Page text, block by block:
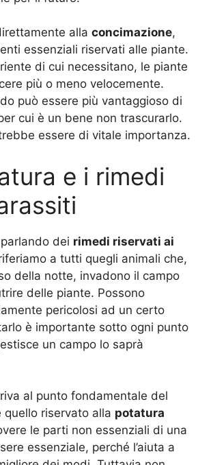
alla concimazione,
essenziali riservati alle piante.
di cui necessitano, le piante
più o meno velocemente.
può essere più vantaggioso di
cui è un bene non trascurarlo.
essere di vitale importanza.
e i rimedi
dei rimedi riservati ai
a tutti quegli animali che,
della notte, invadono il campo
delle piante. Possono
pericolosi ad un certo
è importante sotto ogni punto
un campo lo saprà
al punto fondamentale del
quello riservato alla potatura
le parti non essenziali di una
essenziale, perché l’aiuta a